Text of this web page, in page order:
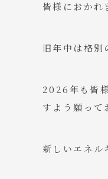
皆様におかれ
旧年中は格
​2026年も皆
すよう願って
新しいエネル